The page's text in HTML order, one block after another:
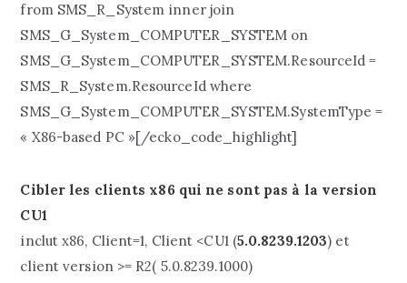
from SMS_R_System inner join
SMS_G_System_COMPUTER_SYSTEM on
SMS_G_System_COMPUTER_SYSTEM.ResourceId =
SMS_R_System.ResourceId where
SMS_G_System_COMPUTER_SYSTEM.SystemType =
« X86-based PC »[/ecko_code_highlight]
Cibler les clients x86 qui ne sont pas à la version
CU1
inclut x86, Client=1, Client <CU1 (5.0.8239.1203) et
client version >= R2( 5.0.8239.1000)